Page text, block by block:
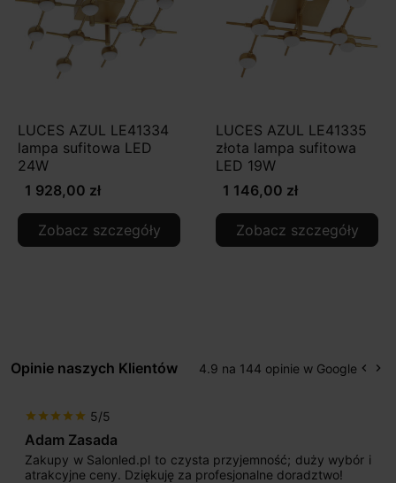
LUCES AZUL LE41334
lampa sufitowa LED
24W
1 928,00 zł
Zobacz szczegóły
LUCES AZUL LE41335
złota lampa sufitowa
LED 19W
1 146,00 zł
Zobacz szczegóły
Opinie naszych Klientów 4.9 na 144 opinie w Google keyboard_arrow_left keyboard_arrow_right
star star star star star 5/5
Adam Zasada
Zakupy w Salonled.pl to czysta przyjemność; duży wybór i
atrakcyjne ceny. Dziękuję za profesjonalne doradztwo!